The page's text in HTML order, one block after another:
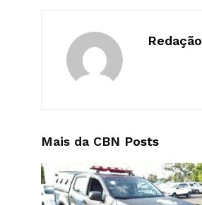
Redação
Mais da CBN Posts